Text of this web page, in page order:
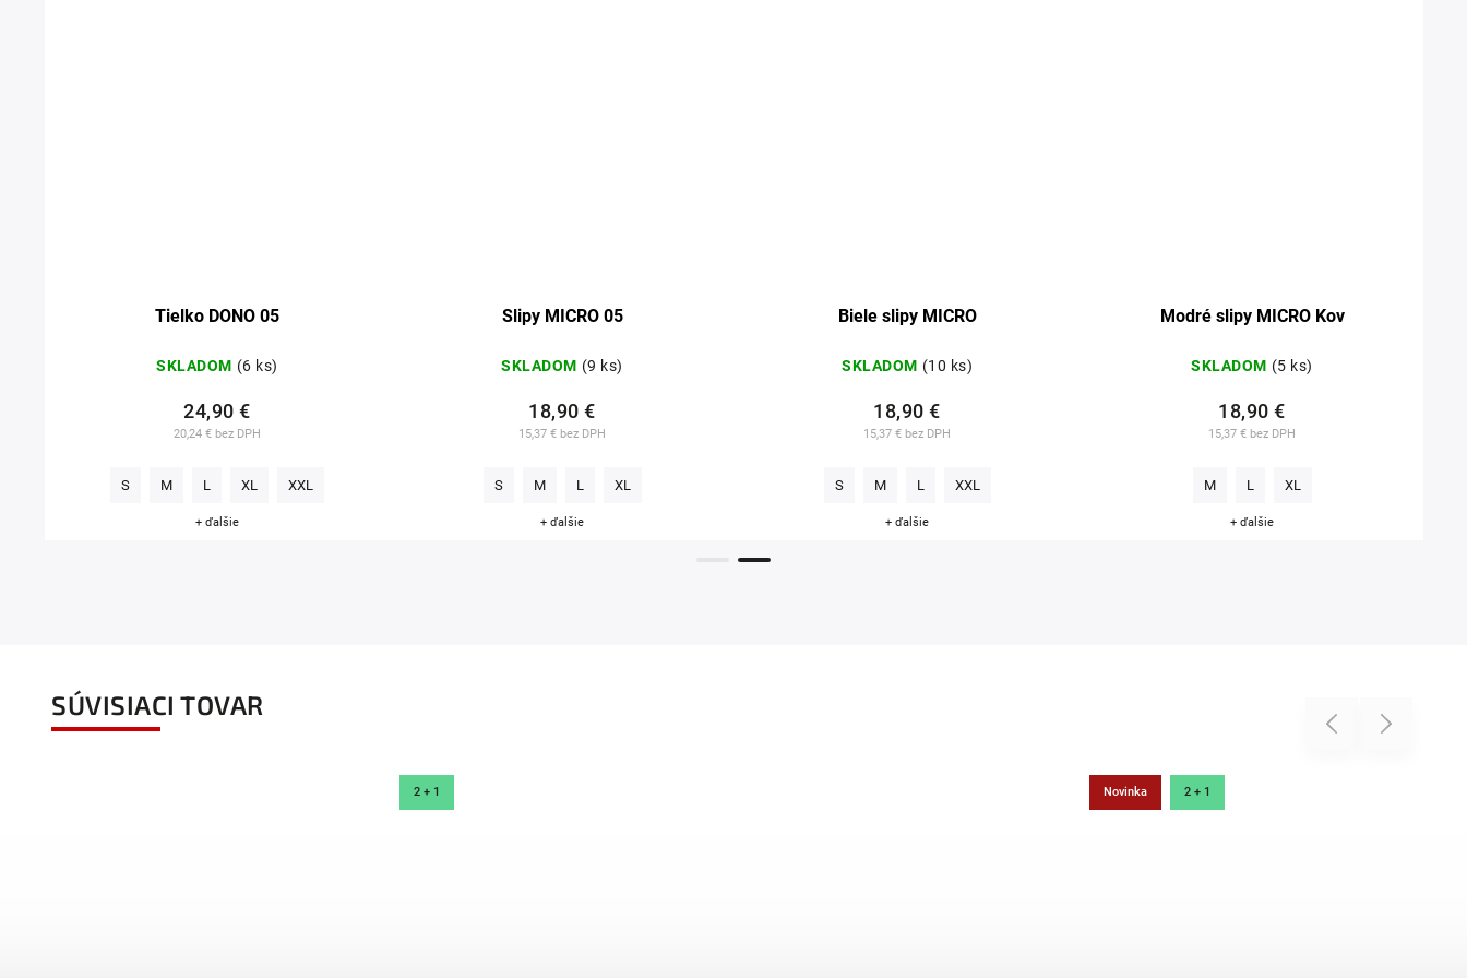
Tielko DONO 05
SKLADOM (6 ks)
20,24 € bez DPH
24,90 €
S M L XL XXL
+ ďalšie
Slipy MICRO 05
SKLADOM (9 ks)
15,37 € bez DPH
18,90 €
S M L XL
+ ďalšie
Biele slipy MICRO
SKLADOM (10 ks)
15,37 € bez DPH
18,90 €
S M L XXL
+ ďalšie
Modré slipy MICRO Kov
SKLADOM (5 ks)
15,37 € bez DPH
18,90 €
M L XL
+ ďalšie
SÚVISIACI TOVAR
Previous
2 + 1 Novinka 2 + 1
Next